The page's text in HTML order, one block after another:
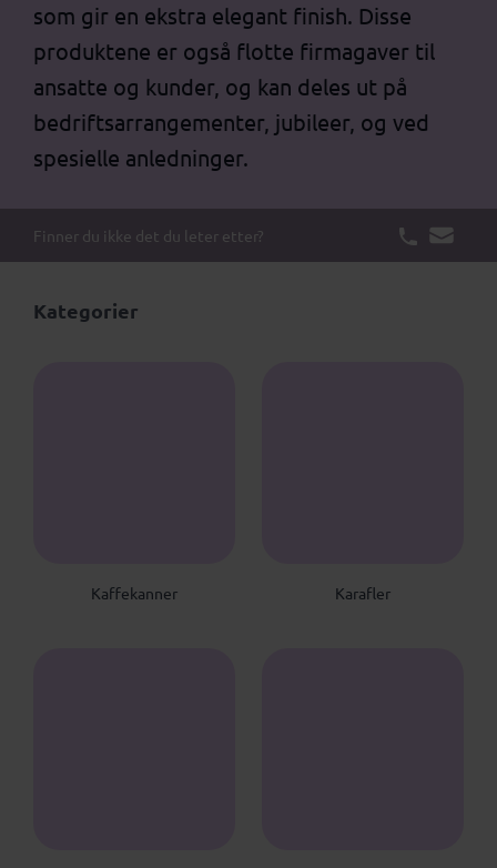
som gir en ekstra elegant finish. Disse
produktene er også flotte firmagaver til
ansatte og kunder, og kan deles ut på
bedriftsarrangementer, jubileer, og ved
spesielle anledninger.
Finner du ikke det du leter etter?
Kategorier
Kaffekanner Karafler